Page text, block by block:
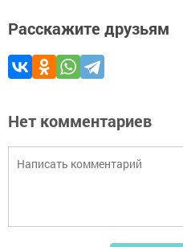
Расскажите друзьям
Нет комментариев